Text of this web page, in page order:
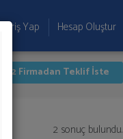
Giriş Yap Hesap Oluştur
İlk 2 Firmadan Teklif İste
2 sonuç bulundu.